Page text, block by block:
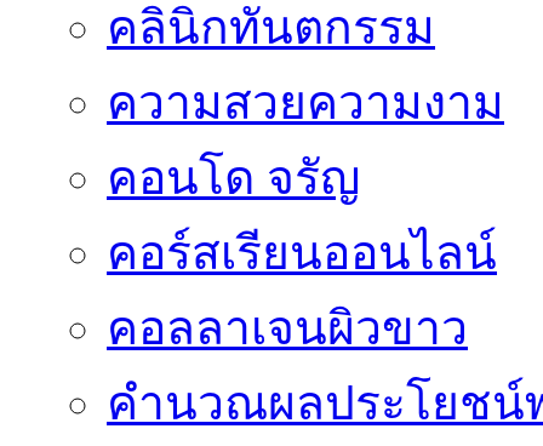
คลินิกทันตกรรม
ความสวยความงาม
คอนโด จรัญ
คอร์สเรียนออนไลน์
คอลลาเจนผิวขาว
คำนวณผลประโยชน์